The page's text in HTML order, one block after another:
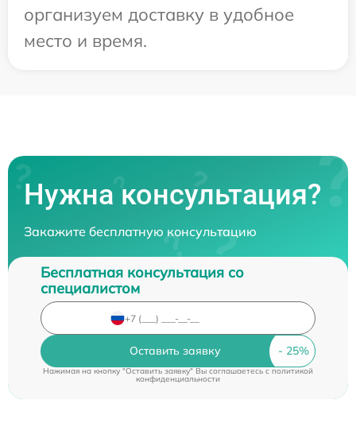
организуем доставку в удобное
место и время.
Нужна консультация?
Закажите бесплатную консультацию
Бесплатная консультация со
специалистом
Оставить заявку
Нажимая на кнопку "Оставить заявку" Вы соглашаетесь cполитикой
конфиденциальности